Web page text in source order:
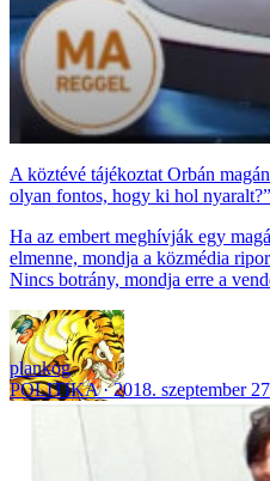
A köztévé tájékoztat Orbán
olyan fontos, hogy ki hol nyaralt?”
Ha az embert meghívják egy
elmenne, mondja a közmédia
Nincs botrány, mondja erre a
plankog
POLITIKA
2018. szeptember